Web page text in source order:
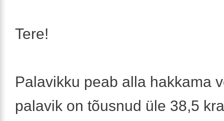
Tere!
Palavikku peab alla hakkama
palavik on tõusnud üle 38,5